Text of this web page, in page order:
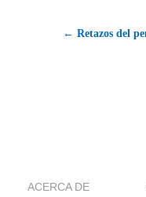
← Retazos del
ACERCA DE